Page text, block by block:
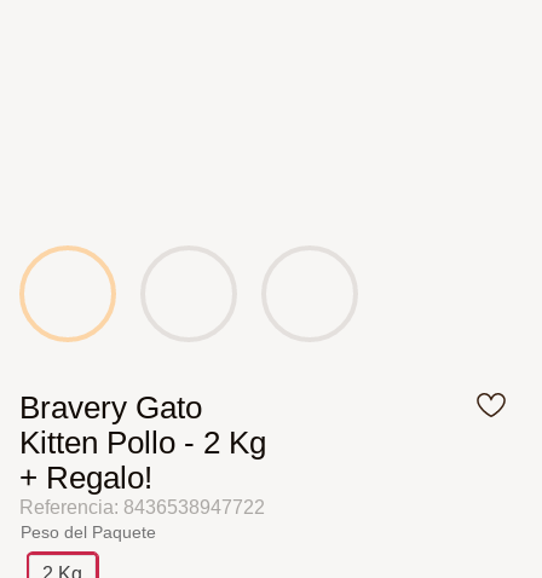
Bravery Gato
Kitten Pollo - 2 Kg
+ Regalo!
Referencia: 8436538947722
Peso del Paquete
2 Kg